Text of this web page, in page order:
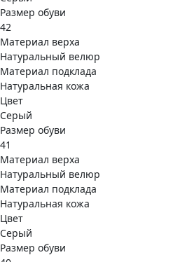
Размер обуви
42
Материал верха
Натуральный велюр
Материал подклада
Натуральная кожа
Цвет
Серый
Размер обуви
41
Материал верха
Натуральный велюр
Материал подклада
Натуральная кожа
Цвет
Серый
Размер обуви